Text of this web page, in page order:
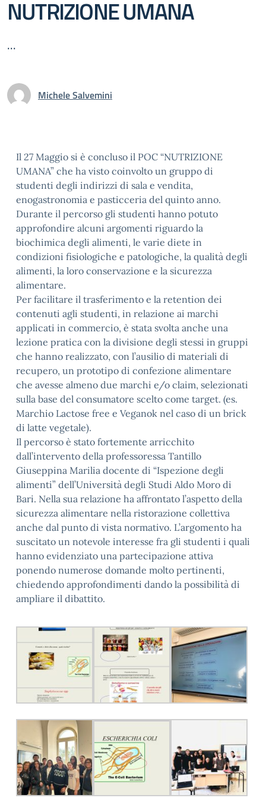
NUTRIZIONE UMANA
...
Michele Salvemini
Il 27 Maggio si è concluso il POC “NUTRIZIONE
UMANA” che ha visto coinvolto un gruppo di
studenti degli indirizzi di sala e vendita,
enogastronomia e pasticceria del quinto anno.
Durante il percorso gli studenti hanno potuto
approfondire alcuni argomenti riguardo la
biochimica degli alimenti, le varie diete in
condizioni fisiologiche e patologiche, la qualità degli
alimenti, la loro conservazione e la sicurezza
alimentare.
Per facilitare il trasferimento e la retention dei
contenuti agli studenti, in relazione ai marchi
applicati in commercio, è stata svolta anche una
lezione pratica con la divisione degli stessi in gruppi
che hanno realizzato, con l’ausilio di materiali di
recupero, un prototipo di confezione alimentare
che avesse almeno due marchi e/o claim, selezionati
sulla base del consumatore scelto come target. (es.
Marchio Lactose free e Veganok nel caso di un brick
di latte vegetale).
Il percorso è stato fortemente arricchito
dall’intervento della professoressa Tantillo
Giuseppina Marilia docente di “Ispezione degli
alimenti” dell’Università degli Studi Aldo Moro di
Bari. Nella sua relazione ha affrontato l’aspetto della
sicurezza alimentare nella ristorazione collettiva
anche dal punto di vista normativo. L’argomento ha
suscitato un notevole interesse fra gli studenti i quali
hanno evidenziato una partecipazione attiva
ponendo numerose domande molto pertinenti,
chiedendo approfondimenti dando la possibilità di
ampliare il dibattito.